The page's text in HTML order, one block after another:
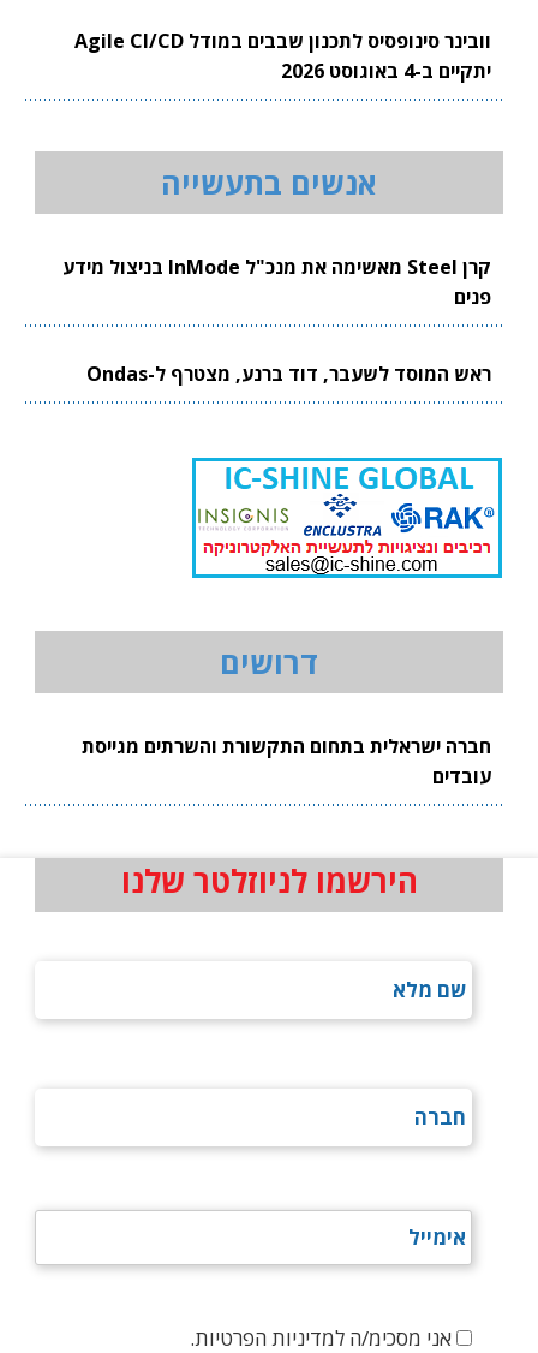
וובינר סינופסיס לתכנון שבבים במודל Agile CI/CD
יתקיים ב-4 באוגוסט 2026
אנשים בתעשייה
קרן Steel מאשימה את מנכ"ל InMode בניצול מידע
פנים
ראש המוסד לשעבר, דוד ברנע, מצטרף ל-Ondas
דרושים
חברה ישראלית בתחום התקשורת והשרתים מגייסת
עובדים
הירשמו לניוזלטר שלנו
אני מסכימ/ה למדיניות הפרטיות.